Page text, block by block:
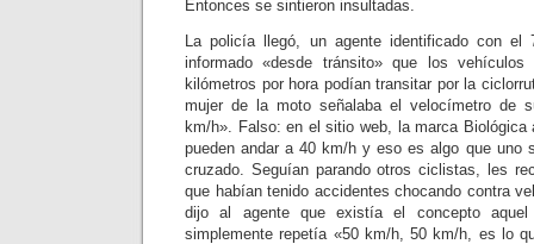
Entonces se sintieron insultadas.
La policía llegó, un agente identificado con el
informado «desde tránsito» que los
kilómetros por hora podían transitar por la
mujer de la moto señalaba el velocímetro de
km/h». Falso: en el sitio web, la marca
pueden andar a 40 km/h y eso es algo que uno
cruzado. Seguían parando otros ciclistas, les
que habían tenido accidentes chocando contra
dijo al agente que existía el concepto
simplemente repetía «50 km/h, 50 km/h, es lo